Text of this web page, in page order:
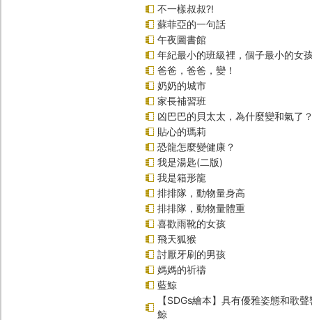
不一樣叔叔?!
蘇菲亞的一句話
午夜圖書館
年紀最小的班級裡，個子最小的女
爸爸，爸爸，變！
奶奶的城市
家長補習班
凶巴巴的貝太太，為什麼變和氣了
貼心的瑪莉
恐龍怎麼變健康？
我是湯匙(二版)
我是箱形龍
排排隊，動物量身高
排排隊，動物量體重
喜歡雨靴的女孩
飛天狐猴
討厭牙刷的男孩
媽媽的祈禱
藍鯨
【SDGs繪本】具有優雅姿態和歌
鯨